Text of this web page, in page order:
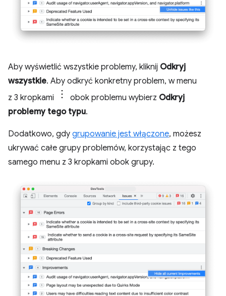
Aby wyświetlić wszystkie problemy, kliknij Odkryj
wszystkie. Aby odkryć konkretny problem, w menu
z 3 kropkami
obok problemu wybierz Odkryj
problemy tego typu.
Dodatkowo, gdy grupowanie jest włączone, możesz
ukrywać całe grupy problemów, korzystając z tego
samego menu z 3 kropkami obok grupy.